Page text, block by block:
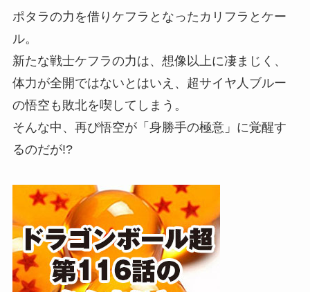
ポタラの力を借りケフラとなったカリフラとケー
ル。
新たな戦士ケフラの力は、想像以上に凄まじく、
体力が全開ではないとはいえ、超サイヤ人ブルー
の悟空も敗北を喫してしまう。
そんな中、再び悟空が「身勝手の極意」に覚醒す
るのだが!?